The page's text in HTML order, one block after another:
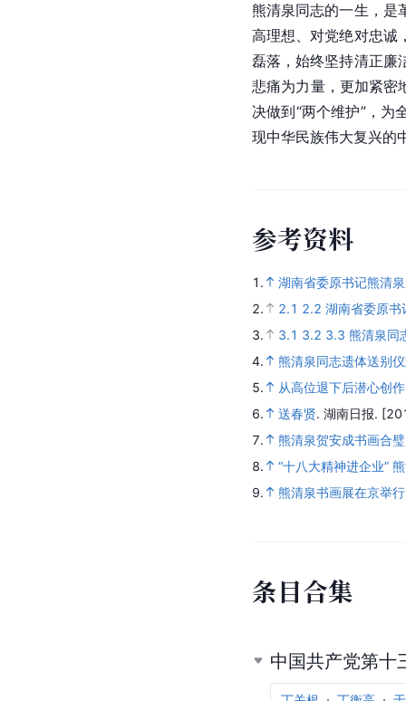
熊清泉同志的一生，是
高理想、对党绝对忠诚
磊落，始终坚持清正廉
悲痛为力量，更加紧密
决做到“两个维护”，为
现中华民族伟大复兴的
参考资料
1.
湖南省委原书记熊清
2.
2.1 2.2 湖南省委原
3.
3.1 3.2 3.3 熊清泉同
4.
熊清泉同志遗体送别
5.
从高位退下后潜心创
6.
送春贤. 湖南日报.
7.
熊清泉贺安成书画合
8.
“十八大精神进企业”
9.
熊清泉书画展在京举行
条目合集
中国共产党第十